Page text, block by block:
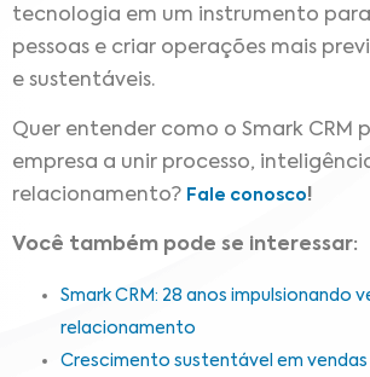
tecnologia em um instrumento
pessoas e criar operações mais
e sustentáveis.
Quer entender como o Smark CRM
empresa a unir processo,
relacionamento? Fale conosco!
Você também pode se interessar:
Smark CRM: 28 anos impulsionando
relacionamento
Crescimento sustentável em